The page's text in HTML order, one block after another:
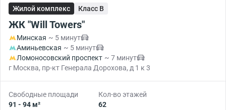
Жилой комплекс Класс B
ЖК "Will Towers"
Минская ~ 5 минут
Аминьевская ~ 5 минут
Ломоносовский проспект ~ 7 минут
г Москва, пр-кт Генерала Дорохова, д 1 к 3
Свободные площади
91 - 94 м²
Кол-во этажей
62